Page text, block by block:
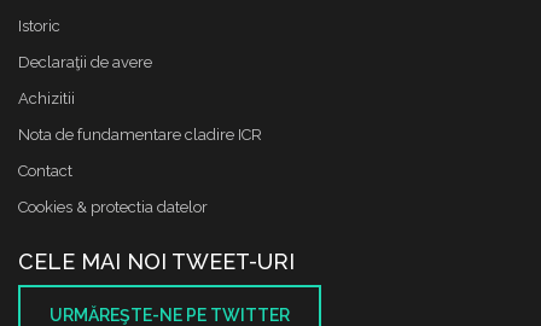
Istoric
Declaraţii de avere
Achizitii
Nota de fundamentare cladire ICR
Contact
Cookies & protectia datelor
CELE MAI NOI TWEET-URI
URMĂREŞTE-NE PE TWITTER